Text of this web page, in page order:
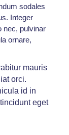
sodales
Integer
nec, pulvinar
ornare,
mauris
orci.
id in
eget